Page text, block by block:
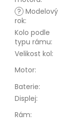
? Modelový
rok:
Kolo podle
typu rámu:
Velikost kol:
Motor:
Baterie:
Displej:
Rám: